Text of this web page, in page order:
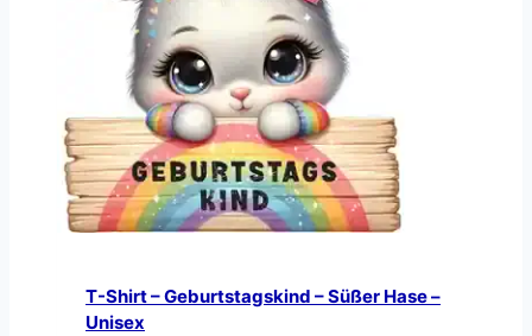
T-Shirt – Geburtstagskind – Süßer Hase –
Unisex